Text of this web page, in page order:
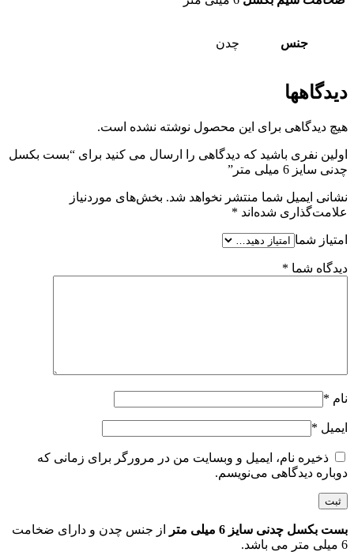
جنس چدن
دیدگاهها
هیچ دیدگاهی برای این محصول نوشته نشده است.
اولین نفری باشید که دیدگاهی را ارسال می کنید برای “بست بکسل
چدنی سایز 6 میلی متر”
نشانی ایمیل شما منتشر نخواهد شد. بخش‌های موردنیاز
علامت‌گذاری شده‌اند *
امتیاز شما
دیدگاه شما *
نام *
ایمیل *
ذخیره نام، ایمیل و وبسایت من در مرورگر برای زمانی که
دوباره دیدگاهی می‌نویسم.
بست بکسل چدنی سایز 6 میلی متر
از جنس چدن و دارای ضخامت
6 میلی متر می باشد.